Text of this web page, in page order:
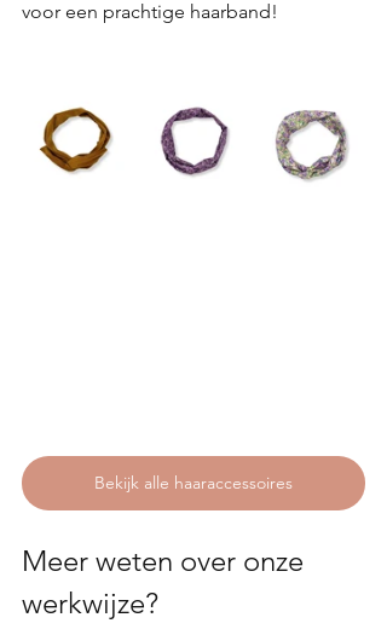
voor een prachtige haarband!
Bekijk alle haaraccessoires
Meer weten over onze
werkwijze?